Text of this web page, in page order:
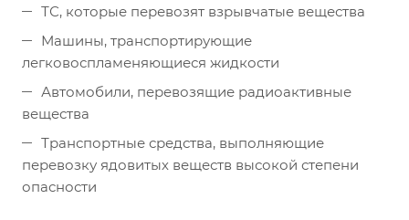
ТС, которые перевозят взрывчатые вещества
Машины, транспортирующие
легковоспламеняющиеся жидкости
Автомобили, перевозящие радиоактивные
вещества
Транспортные средства, выполняющие
перевозку ядовитых веществ высокой степени
опасности